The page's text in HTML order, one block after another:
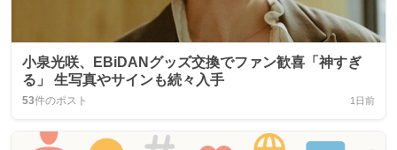
小泉光咲、EBiDANグッズ交換でファン歓喜「神すぎ
る」 生写真やサインも続々入手
53件のポスト 1日前